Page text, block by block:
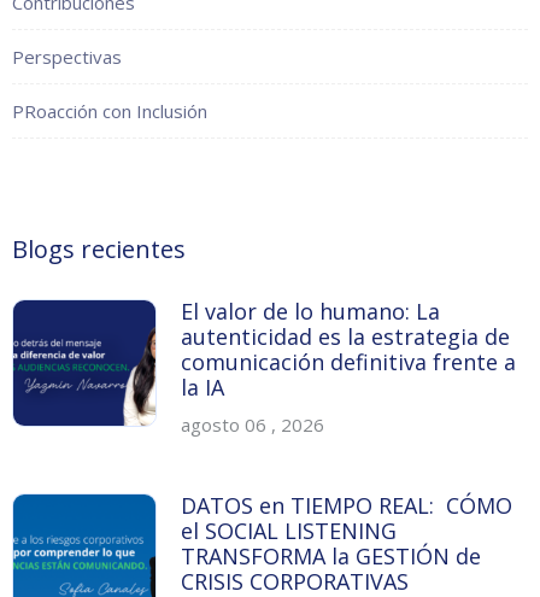
Perspectivas
PRoacción con Inclusión
Blogs recientes
El valor de lo humano: La
autenticidad es la estrategia de
comunicación definitiva frente a
la IA
agosto 06 , 2026
DATOS en TIEMPO REAL: CÓMO
el SOCIAL LISTENING
TRANSFORMA la GESTIÓN de
CRISIS CORPORATIVAS